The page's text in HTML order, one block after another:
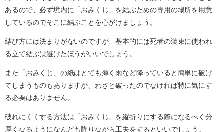
あるので、必ず境内に「おみくじ」を結ぶための専用の場所を用意
しているのでそこに結ぶことを心がけましょう。
結び方には決まりがないのですが、基本的には死者の装束に使われ
る立て結ぶは避けたほうがいいでしょう。
また「おみくじ」の紙はとても薄く雨など降っていると簡単に破け
てしまうものもありますが、わざと破ったのでなければ特に気にす
る必要はありません。
破れにくくする方法は「おみくじ」を縦折りにする際になるべく分
厚くなるようになんども降りながら工夫をするといいでしょう。